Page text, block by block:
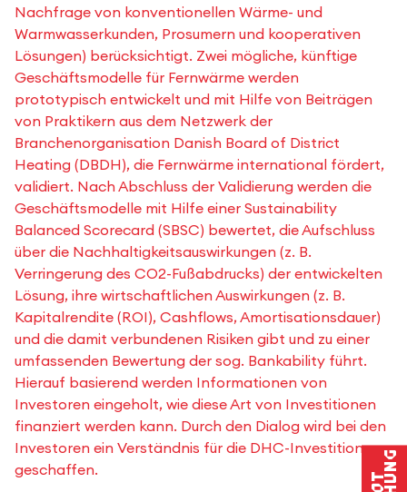
Nachfrage von konventionellen Wärme- und
Warmwasserkunden, Prosumern und kooperativen
Lösungen) berücksichtigt. Zwei mögliche, künftige
Geschäftsmodelle für Fernwärme werden
prototypisch entwickelt und mit Hilfe von Beiträgen
von Praktikern aus dem Netzwerk der
Branchenorganisation Danish Board of District
Heating (DBDH), die Fernwärme international fördert,
validiert. Nach Abschluss der Validierung werden die
Geschäftsmodelle mit Hilfe einer Sustainability
Balanced Scorecard (SBSC) bewertet, die Aufschluss
über die Nachhaltigkeitsauswirkungen (z. B.
Verringerung des CO2-Fußabdrucks) der entwickelten
Lösung, ihre wirtschaftlichen Auswirkungen (z. B.
Kapitalrendite (ROI), Cashflows, Amortisationsdauer)
und die damit verbundenen Risiken gibt und zu einer
umfassenden Bewertung der sog. Bankability führt.
Hierauf basierend werden Informationen von
Investoren eingeholt, wie diese Art von Investitionen
finanziert werden kann. Durch den Dialog wird bei den
Investoren ein Verständnis für die DHC-Investition
geschaffen.